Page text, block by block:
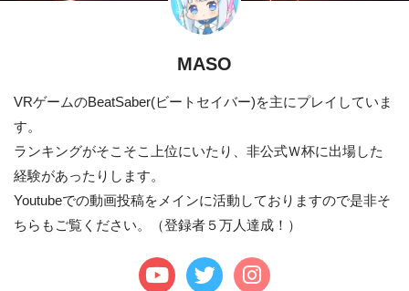
MASO
VRゲームのBeatSaber(ビートセイバー)を主にプレイしていま
す。
ランキングがそこそこ上位にいたり、非公式Ｗ杯に出場した
経験があったりします。
Youtubeでの動画投稿をメインに活動しておりますので是非そ
ちらもご覧ください。（登録者５万人達成！）